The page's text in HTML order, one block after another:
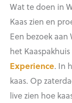
Wat te doen in
Kaas zien en
Een bezoek
het
Experience. In
kaas. Op
live zien hoe